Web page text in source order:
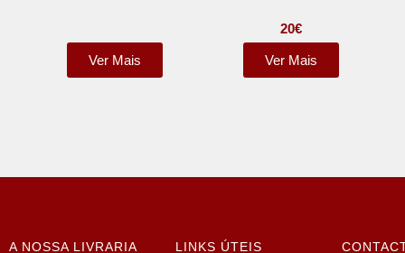
Ver Mais
20€
Ver Mais
A NOSSA LIVRARIA LINKS ÚTEIS